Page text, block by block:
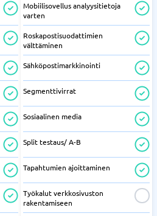
Mobiilisovellus analyysitietoja
varten
Roskapostisuodattimien
välttäminen
Sähköpostimarkkinointi
Segmenttivirrat
Sosiaalinen media
Split testaus/ A-B
Tapahtumien ajoittaminen
Työkalut verkkosivuston
rakentamiseen